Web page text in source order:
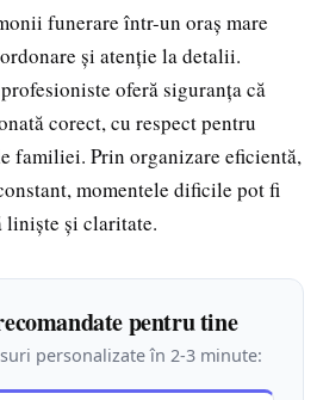
funerare într-un oraș mare
și atenție la detalii.
oferă siguranța că
corect, cu respect pentru
familiei. Prin organizare eficientă,
momentele dificile pot fi
liniște și claritate.
pentru tine
personalizate în 2-3 minute: